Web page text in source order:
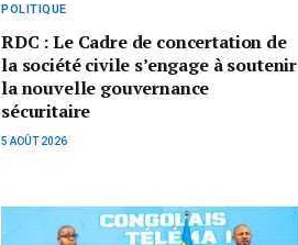
POLITIQUE
RDC : Le Cadre de concertation de
la société civile s’engage à soutenir
la nouvelle gouvernance
sécuritaire
5 AOÛT 2026